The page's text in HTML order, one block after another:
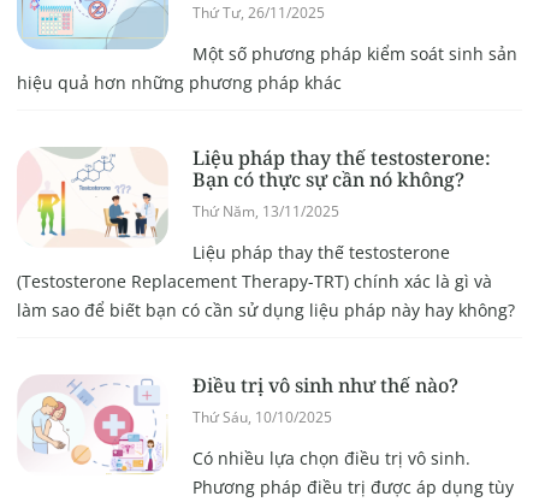
Thứ Tư, 26/11/2025
Một số phương pháp kiểm soát sinh sản
hiệu quả hơn những phương pháp khác
Liệu pháp thay thế testosterone:
Bạn có thực sự cần nó không?
Thứ Năm, 13/11/2025
Liệu pháp thay thế testosterone
(Testosterone Replacement Therapy-TRT) chính xác là gì và
làm sao để biết bạn có cần sử dụng liệu pháp này hay không?
Điều trị vô sinh như thế nào?
Thứ Sáu, 10/10/2025
Có nhiều lựa chọn điều trị vô sinh.
Phương pháp điều trị được áp dụng tùy